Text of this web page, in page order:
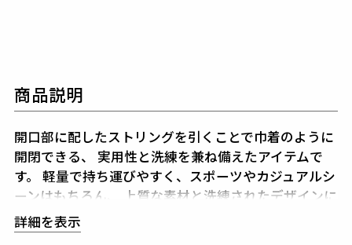
商品説明
開口部に配したストリングを引くことで巾着のように
開閉できる、 実用性と洗練を兼ね備えたアイテムで
す。 軽量で持ち運びやすく、スポーツやカジュアルシ
ーンはもちろん、
上質な素材と洗練されたデザインに
より様々なシーンに映える逸品。
と発色がモード感のある仕上りの合成皮革を使用し、
詳細を表示